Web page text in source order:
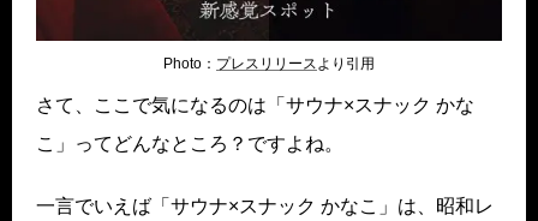
Photo： プレスリリースより引用
さて、ここで気になるのは「サウナ×スナック かな
こ」ってどんなところ？ですよね。
一言でいえば「サウナ×スナック かなこ」は、昭和レ